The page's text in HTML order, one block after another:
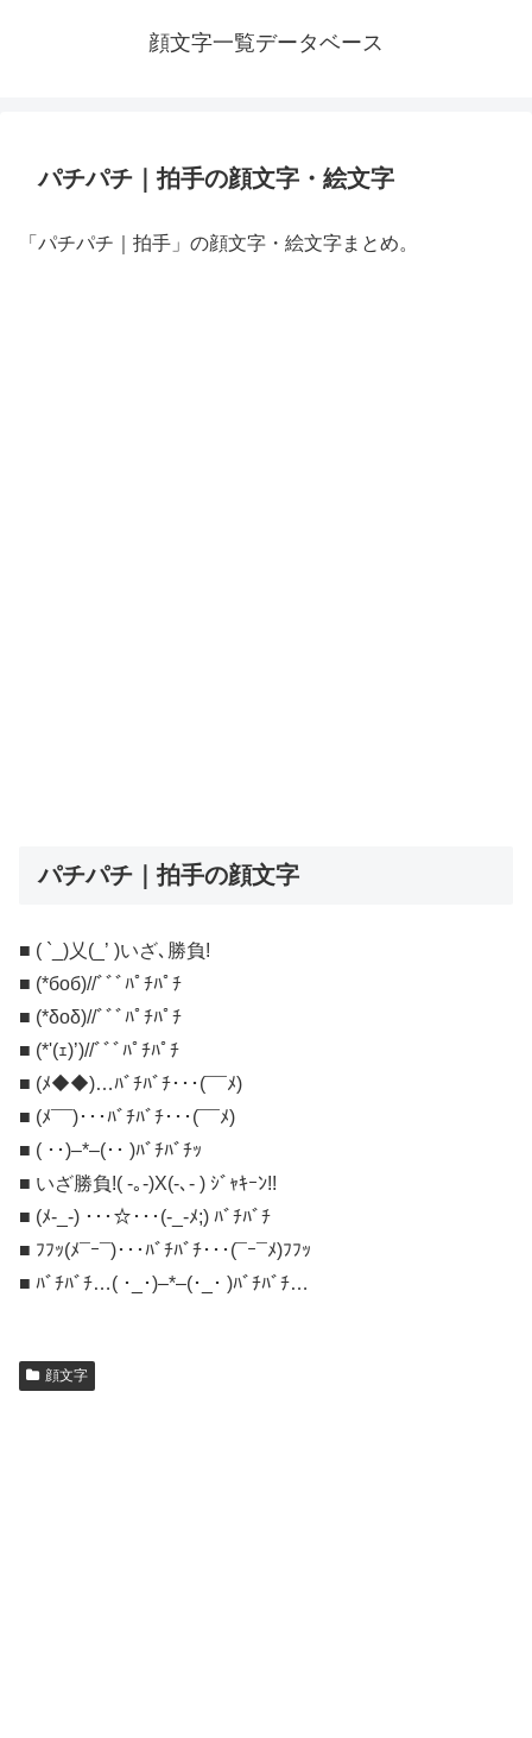
顔文字一覧データベース
パチパチ｜拍手の顔文字・絵文字
「パチパチ｜拍手」の顔文字・絵文字まとめ。
パチパチ｜拍手の顔文字
■ ( `_)乂(_’ )いざ､勝負!
■ (*бoб)//ﾞﾞﾞﾊﾟﾁﾊﾟﾁ
■ (*δoδ)//ﾞﾞﾞﾊﾟﾁﾊﾟﾁ
■ (*'(ｪ)’)//ﾞﾞﾞﾊﾟﾁﾊﾟﾁ
■ (ﾒ◆◆)…ﾊﾞﾁﾊﾞﾁ･･･(¯¯ﾒ)
■ (ﾒ¯¯)･･･ﾊﾞﾁﾊﾞﾁ･･･(¯¯ﾒ)
■ ( ･･)–*–(･･ )ﾊﾞﾁﾊﾞﾁｯ
■ いざ勝負!( -｡-)X(-､- ) ｼﾞｬｷｰﾝ!!
■ (ﾒ-_-) ･･･☆･･･(-_-ﾒ;) ﾊﾞﾁﾊﾞﾁ
■ ﾌﾌｯ(ﾒ¯ｰ¯)･･･ﾊﾞﾁﾊﾞﾁ･･･(¯ｰ¯ﾒ)ﾌﾌｯ
■ ﾊﾞﾁﾊﾞﾁ…( ･_･)–*–(･_･ )ﾊﾞﾁﾊﾞﾁ…
顔文字